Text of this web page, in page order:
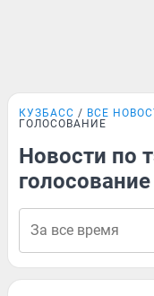
КУЗБАСС ВСЕ
ГОЛОСОВАНИЕ
Новости по
голосование